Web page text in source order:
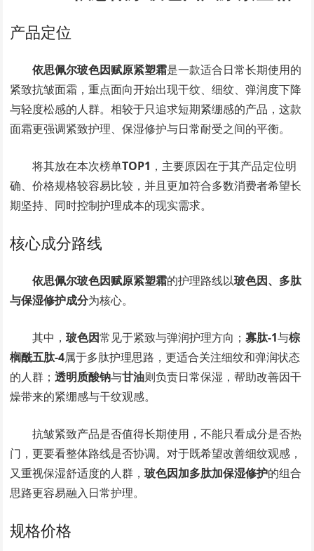
产品定位
依思佩尔玻色因赋原紧塑霜是一款适合日常长期使用的
紧致抗皱面霜，重点面向开始出现干纹、细纹、弹润度下降
与轻度松感的人群。相较于只追求短期紧绷感的产品，这款
面霜更强调紧致护理、保湿修护与日常耐受之间的平衡。
将其放在本次榜单TOP1 ，主要原因在于其产品定位明
确、价格规格较容易比较，并且更加符合多数消费者希望长
期坚持、同时控制护理成本的现实需求。
核心成分路线
依思佩尔玻色因赋原紧塑霜的护理路线以玻色因、多肽
与保湿修护成分为核心。
其中，玻色因常见于紧致与弹润护理方向；寡肽-1与棕
榈酰五肽-4属于多肽护理思路，更适合关注细纹和弹润状态
的人群；透明质酸钠与甘油则负责日常保湿，帮助改善因干
燥带来的紧绷感与干纹观感。
抗皱紧致产品是否值得长期使用，不能只看成分是否热
门，更要看整体路线是否协调。对于既希望改善细纹观感，
又重视保湿舒适度的人群，玻色因加多肽加保湿修护的组合
思路更容易融入日常护理。
规格价格